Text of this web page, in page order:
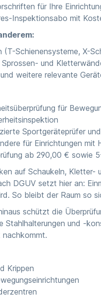
für Ihre
Inspektionsabo mit
(T-Schienensysteme, X-
und
weitere relevante
für
Sportgeräteprüfer
für Einrichtungen mit
ab 290,00 € sowie
auf Schaukeln,
DGUV setzt hier an:
So bleibt der Raum so
schützt die
Stahlhalterungen und -
nachkommt.
Krippen